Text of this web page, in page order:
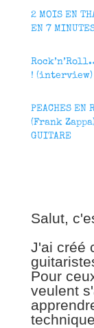
2 MOIS EN
EN 7
! (interview)
PEACHES EN
(Frank
GUITARE
Salut,
J'ai créé
Pour
veulent